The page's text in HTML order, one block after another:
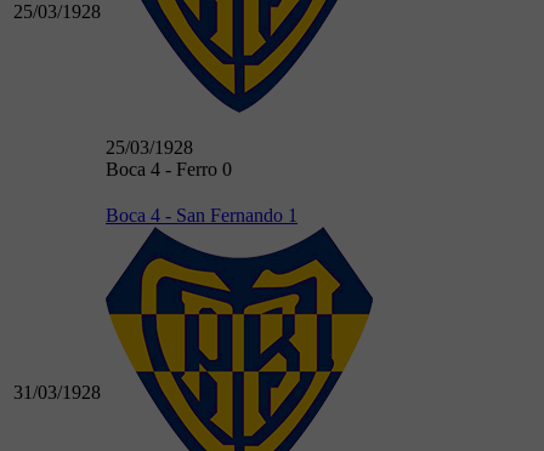
25/03/1928
25/03/1928
Boca 4 - Ferro 0
31/03/1928
Boca 4 - San Fernando 1